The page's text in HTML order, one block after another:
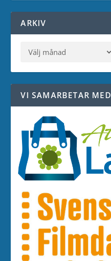
ARKIV
VI SAMARBETAR MED